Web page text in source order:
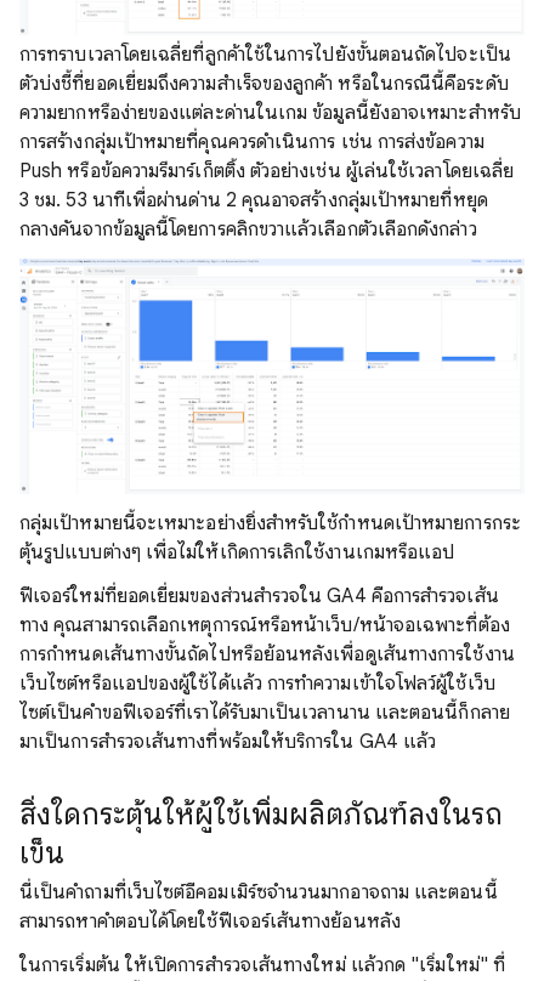
การทราบเวลาโดยเฉลี่ยที่ลูกค้าใช้ในการไปยังขั้นตอนถัดไปจะเป็น
ตัวบ่งชี้ที่ยอดเยี่ยมถึงความสำเร็จของลูกค้า หรือในกรณีนี้คือระดับ
ความยากหรือง่ายของแต่ละด่านในเกม ข้อมูลนี้ยังอาจเหมาะสําหรับ
การสร้างกลุ่มเป้าหมายที่คุณควรดําเนินการ เช่น การส่งข้อความ
Push หรือข้อความรีมาร์เก็ตติ้ง ตัวอย่างเช่น ผู้เล่นใช้เวลาโดยเฉลี่ย
3 ชม. 53 นาทีเพื่อผ่านด่าน 2 คุณอาจสร้างกลุ่มเป้าหมายที่หยุด
กลางคันจากข้อมูลนี้โดยการคลิกขวาแล้วเลือกตัวเลือกดังกล่าว
กลุ่มเป้าหมายนี้จะเหมาะอย่างยิ่งสำหรับใช้กําหนดเป้าหมายการกระ
ตุ้นรูปแบบต่างๆ เพื่อไม่ให้เกิดการเลิกใช้งานเกมหรือแอป
ฟีเจอร์ใหม่ที่ยอดเยี่ยมของส่วนสํารวจใน GA4 คือการสำรวจเส้น
ทาง คุณสามารถเลือกเหตุการณ์หรือหน้าเว็บ/หน้าจอเฉพาะที่ต้อง
การกําหนดเส้นทางขั้นถัดไปหรือย้อนหลังเพื่อดูเส้นทางการใช้งาน
เว็บไซต์หรือแอปของผู้ใช้ได้แล้ว การทำความเข้าใจโฟลว์ผู้ใช้เว็บ
ไซต์เป็นคําขอฟีเจอร์ที่เราได้รับมาเป็นเวลานาน และตอนนี้ก็กลาย
มาเป็นการสำรวจเส้นทางที่พร้อมให้บริการใน GA4 แล้ว
สิ่งใดกระตุ้นให้ผู้ใช้เพิ่มผลิตภัณฑ์ลงในรถ
เข็น
นี่เป็นคำถามที่เว็บไซต์อีคอมเมิร์ซจํานวนมากอาจถาม และตอนนี้
สามารถหาคำตอบได้โดยใช้ฟีเจอร์เส้นทางย้อนหลัง
ในการเริ่มต้น ให้เปิดการสํารวจเส้นทางใหม่ แล้วกด "เริ่มใหม่" ที่